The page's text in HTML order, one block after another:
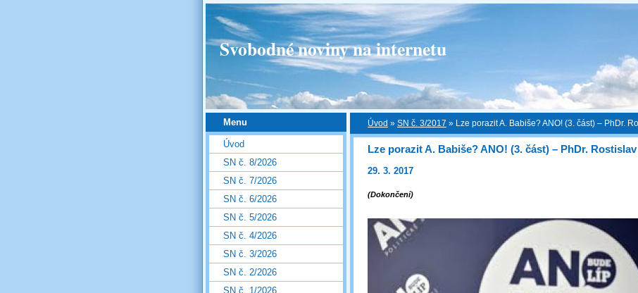
Svobodné noviny na internetu
Úvod » SN č. 3/2017 » Lze porazit A. Babiše? ANO! (3. část) – PhDr.
Lze porazit A. Babiše? ANO! (3. část) – PhDr.
29. 3. 2017
(Dokončení)
Menu
Úvod
SN č. 8/2026
SN č. 7/2026
SN č. 6/2026
SN č. 5/2026
SN č. 4/2026
SN č. 3/2026
SN č. 2/2026
SN č. 1/2026